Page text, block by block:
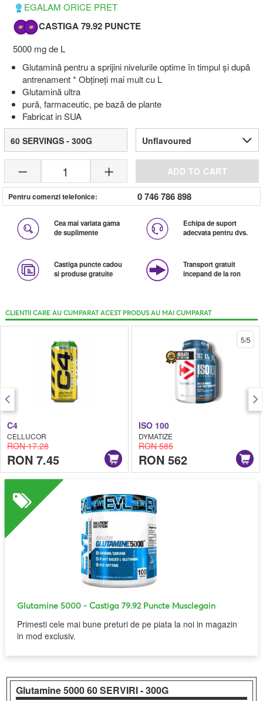
EGALAM ORICE PRET
CASTIGA 79.92 PUNCTE
5000 mg de L
Glutamină pentru a sprijini nivelurile optime în timpul și după
antrenament * Obțineți mai mult cu L
Glutamină ultra
pură, farmaceutic, pe bază de plante
Fabricat in SUA
60 SERVINGS - 300G Unflavoured
1 ADD TO CART
Pentru comenzi telefonice: 0 746 786 898
Cea mai variata gama
de suplimente
Echipa de suport
adecvata pentru dvs.
Castiga puncte cadou
si produse gratuite
Transport gratuit
incepand de la ron
CLIENTII CARE AU CUMPARAT ACEST PRODUS AU MAI CUMPARAT
C4
CELLUCOR
RON 17.28
RON 7.45
ISO 100
DYMATIZE
RON 585
RON 562
5/5
Glutamine 5000- Castiga 79.92 Puncte Musclegain
Primesti cele mai bune preturi de pe piata la noi in magazin
in mod exclusiv.
Glutamine 500060 SERVIRI - 300G